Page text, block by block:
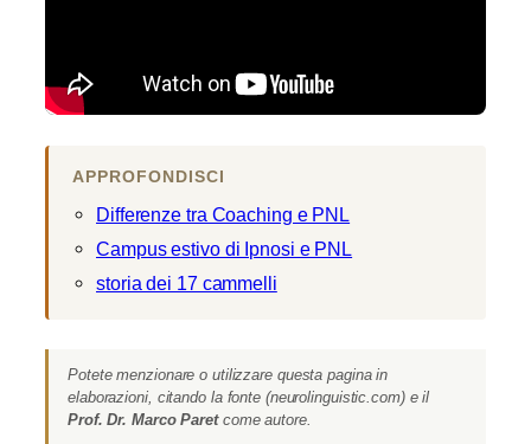
APPROFONDISCI
Differenze tra Coaching e PNL
Campus estivo di Ipnosi e PNL
storia dei 17 cammelli
Potete menzionare o utilizzare questa pagina in
elaborazioni, citando la fonte (neurolinguistic.com) e il
Prof. Dr. Marco Paretcome autore.